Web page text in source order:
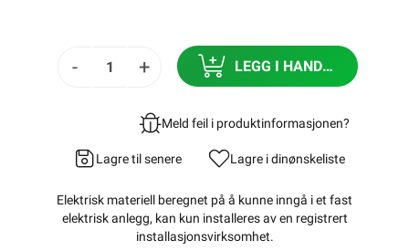
- + LEGG I HANDLEKURV
Meld feil i produktinformasjonen?
Lagre til senere Lagre i dinønskeliste
Elektrisk materiell beregnet på å kunne inngå i et fast
elektrisk anlegg, kan kun installeres av en registrert
installasjonsvirksomhet.